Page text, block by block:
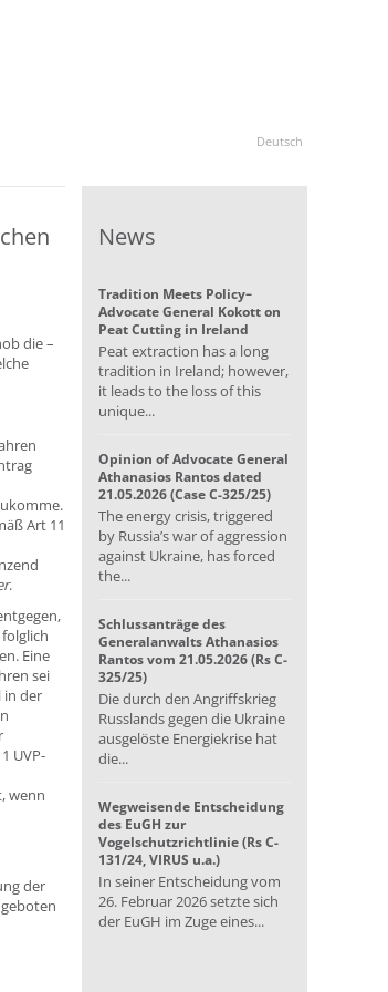
Deutsch
die –
Art 11
.
Eine
sei
in der
UVP-
wenn
der
News
Tradition Meets Policy–
Advocate General Kokott on
Peat Cutting in Ireland
Peat extraction has a long
tradition in Ireland; however,
it leads to the loss of this
unique...
Opinion of Advocate General
Athanasios Rantos dated
21.05.2026 (Case C-325/25)
The energy crisis, triggered
by Russia’s war of aggression
against Ukraine, has forced
the...
Schlussanträge des
Generalanwalts Athanasios
Rantos vom 21.05.2026 (Rs C-
325/25)
Die durch den Angriffskrieg
Russlands gegen die Ukraine
ausgelöste Energiekrise hat
die...
Wegweisende Entscheidung
des EuGH zur
Vogelschutzrichtlinie (Rs C-
131/24, VIRUS u.a.)
In seiner Entscheidung vom
26. Februar 2026 setzte sich
der EuGH im Zuge eines...